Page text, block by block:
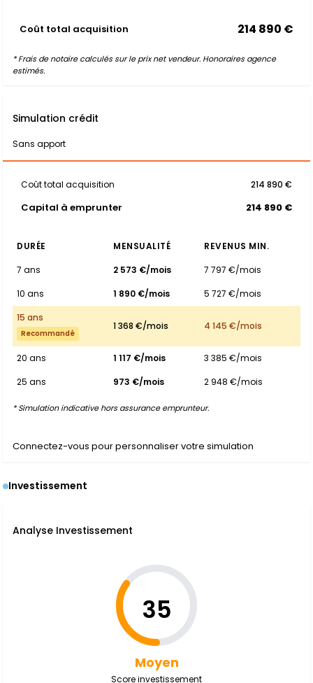
Coût total acquisition 214 890 €
* Frais de notaire calculés sur le prix net vendeur. Honoraires agence
estimés.
Simulation crédit
Sans apport
Coût total acquisition 214 890 €
Capital à emprunter 214 890 €
DURÉE MENSUALITÉ
REVENUS MIN.
7 ans
2 573 €/mois
7 797 €/mois
10 ans
1 890 €/mois
5 727 €/mois
15 ans
Recommandé
1 368 €/mois 4 145 €/mois
20 ans 1 117 €/mois
3 385 €/mois
25 ans
973 €/mois 2 948 €/mois
* Simulation indicative hors assurance emprunteur.
Connectez-vous pour personnaliser votre simulation
Investissement
Analyse Investissement
35
Moyen
Score investissement